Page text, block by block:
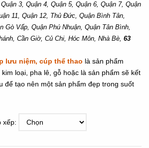
3, Quận 4, Quận 5, Quận 6, Quận 7, Quận
11, Quận 12, Thủ Đức, Quận Bình Tân,
Gò Vấp, Quận Phú Nhuận, Quận Tân Bình,
Cần Giờ, Củ Chi, Hóc Môn, Nhà Bè, 63
lưu niệm, cúp thể thao là sản phẩm
loại, pha lê, gỗ hoặc là sản phẩm sẽ kết
để tạo nên một sản phẩm đẹp trong suốt
xếp: